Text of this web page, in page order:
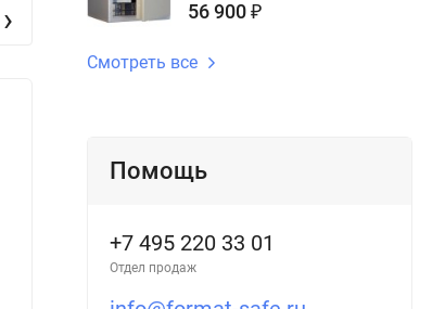
Сейф Lincoln
53
› 56 900 ₽
Смотреть все
Помощь
+7 495 220 33 01
Отдел продаж